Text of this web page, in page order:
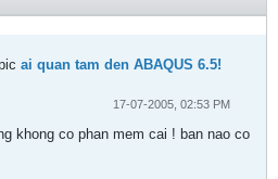
ai quan tam den ABAQUS 6.5!
17-07-2005, 02:53 PM
khong co phan mem cai ! ban nao co